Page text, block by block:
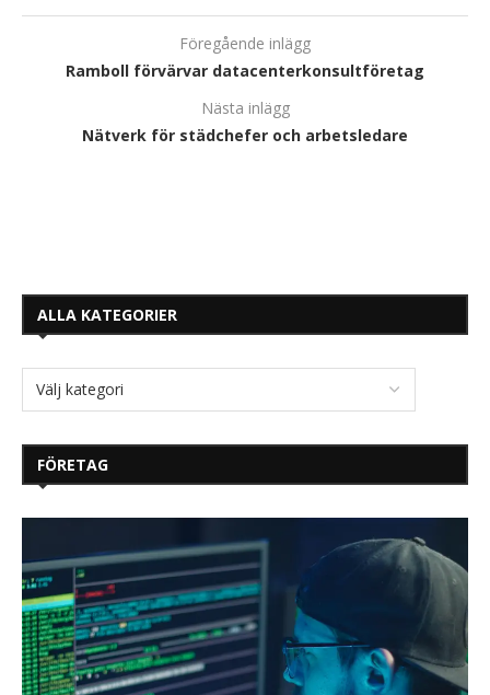
Föregående inlägg
Ramboll förvärvar datacenterkonsultföretag
Nästa inlägg
Nätverk för städchefer och arbetsledare
ALLA KATEGORIER
FÖRETAG